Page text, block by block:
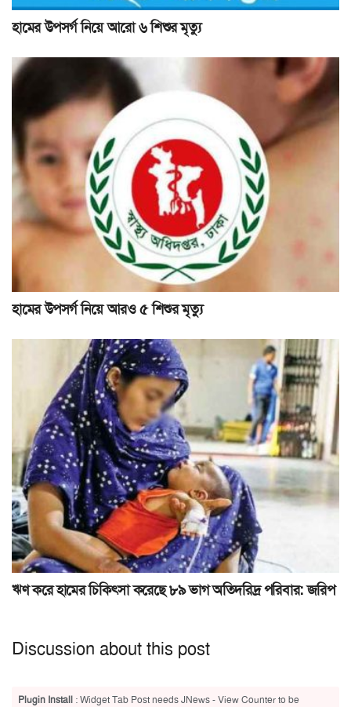
হামের উপসর্গ নিয়ে আরো ৬ শিশুর মৃত্যু
হামের উপসর্গ নিয়ে আরও ৫ শিশুর মৃত্যু
ঋণ করে হামের চিকিৎসা করেছে ৮৯ ভাগ অতিদরিদ্র পরিবার: জরিপ
Discussion about this post
Plugin Install : Widget Tab Post needs JNews - View Counter to be